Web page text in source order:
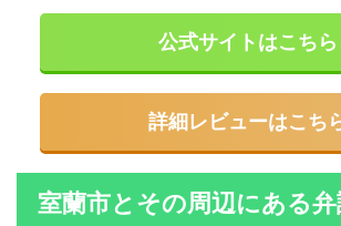
公式サイトはこちら
詳細レビューはこち
室蘭市とその周辺にある